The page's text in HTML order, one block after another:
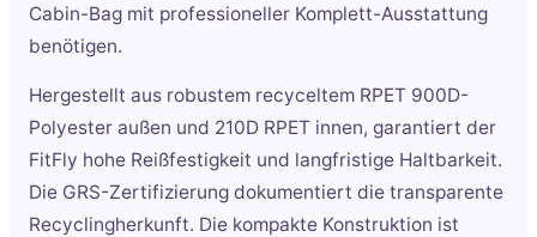
Cabin-Bag mit professioneller Komplett-Ausstattung
benötigen.
Hergestellt aus robustem recyceltem RPET 900D-
Polyester außen und 210D RPET innen, garantiert der
FitFly hohe Reißfestigkeit und langfristige Haltbarkeit.
Die GRS-Zertifizierung dokumentiert die transparente
Recyclingherkunft. Die kompakte Konstruktion ist